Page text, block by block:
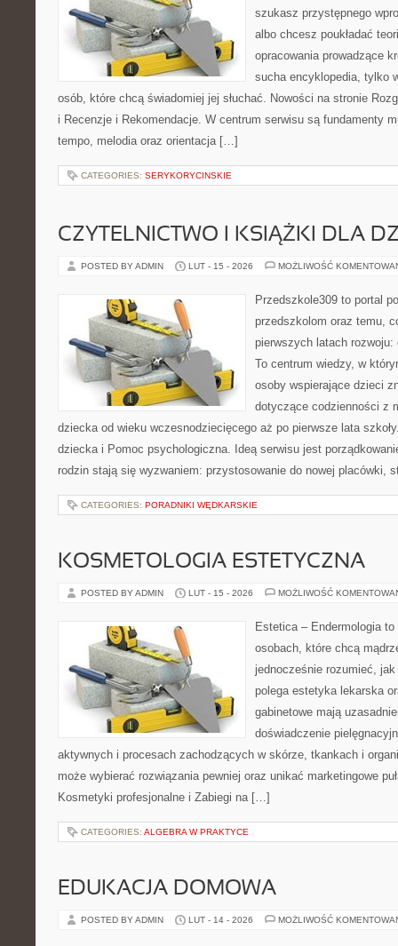
szukasz przystępnego
albo chcesz poukładać
opracowania prowadzące
sucha encyklopedia, tylko
osób, które chcą świadomiej jej słuchać. Nowości na stronie
i Recenzje i Rekomendacje. W centrum serwisu są fundamenty
tempo, melodia oraz orientacja […]
CATEGORIES: SERYKORYCINSKIE
CZYTELNICTWO I KSIĄŻKI DLA
POSTED BY ADMIN LUT - 15 - 2026 MOŻLIWOŚĆ
Przedszkole309 to portal
przedszkolom oraz temu,
pierwszych latach
To centrum wiedzy, w
osoby wspierające dzieci
dotyczące codzienności z
dziecka od wieku wczesnodziecięcego aż po pierwsze lata
dziecka i Pomoc psychologiczna. Ideą serwisu jest
rodzin stają się wyzwaniem: przystosowanie do nowej placówki,
CATEGORIES: PORADNIKI WĘDKARSKIE
KOSMETOLOGIA ESTETYCZNA
POSTED BY ADMIN LUT - 15 - 2026 MOŻLIWOŚĆ
Estetica – Endermologia
osobach, które chcą
jednocześnie rozumieć,
polega estetyka lekarska
gabinetowe mają
doświadczenie
aktywnych i procesach zachodzących w skórze, tkankach i
może wybierać rozwiązania pewniej oraz unikać marketingowe
Kosmetyki profesjonalne i Zabiegi na […]
CATEGORIES: ALGEBRA W PRAKTYCE
EDUKACJA DOMOWA
POSTED BY ADMIN LUT - 14 - 2026 MOŻLIWOŚĆ